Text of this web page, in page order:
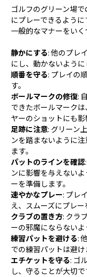
ゴルフのグリーン場
にプレーできるように
一般的なマナーをいく
静かにする: 他のプレ
にし、動かないように
順番を守る: プレイの
す。
ボールマークの修復:
できたボールマーク
ヤーのショットにも影
足跡に注意: グリーン
ンを踏まないように
ます。
パットのラインを確認
ンに影響を与えない
ーを準備します。
速やかなプレー: プレ
え、スムーズにプレー
クラブの置き方: クラ
ーの邪魔にならないよ
練習パットを避ける:
での練習パットは避け
エチケットを守る: ゴ
し、守ることが大切で